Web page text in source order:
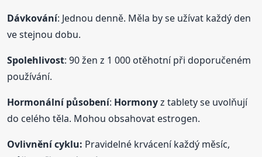
Dávkování: Jednou denně. Měla by se užívat každý den
ve stejnou dobu.
Spolehlivost: 90 žen z 1 000 otěhotní při doporučeném
používání.
Hormonální působení: Hormonyz tablety se uvolňují
do celého těla. Mohou obsahovat estrogen.
Ovlivnění cyklu: Pravidelné krvácení každý měsíc,